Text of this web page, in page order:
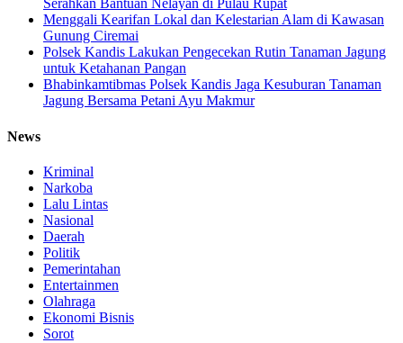
Serahkan Bantuan Nelayan di Pulau Rupat
Menggali Kearifan Lokal dan Kelestarian Alam di Kawasan
Gunung Ciremai
Polsek Kandis Lakukan Pengecekan Rutin Tanaman Jagung
untuk Ketahanan Pangan
Bhabinkamtibmas Polsek Kandis Jaga Kesuburan Tanaman
Jagung Bersama Petani Ayu Makmur
News
Kriminal
Narkoba
Lalu Lintas
Nasional
Daerah
Politik
Pemerintahan
Entertainmen
Olahraga
Ekonomi Bisnis
Sorot